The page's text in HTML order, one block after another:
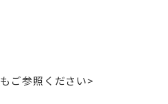
もご参照ください>